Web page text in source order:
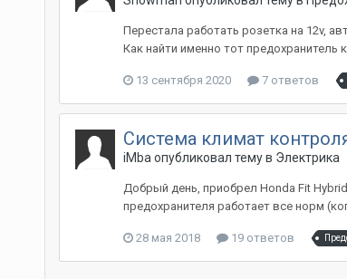
Перестала работать розетка на 12v,
Как найти именно тот предохранитель
13 сентября 2020 7 ответов
Система климат
iMba опубликовал тему в Электрика
Добрый день, приобрел Honda Fit
предохранителя работает все норм
28 мая 2018 19 ответов